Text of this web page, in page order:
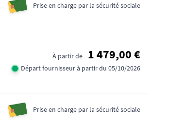
Prise en charge par la sécurité sociale
À partir de 1 479,00 €
Départ fournisseur à partir du 05/10/2026
Prise en charge par la sécurité sociale